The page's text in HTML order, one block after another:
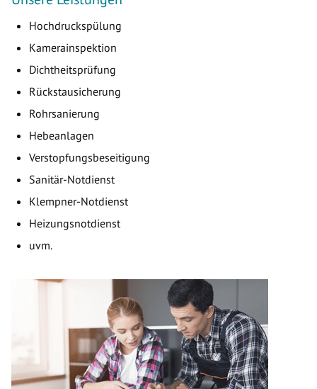
Hochdruckspülung
Kamerainspektion
Dichtheitsprüfung
Rückstausicherung
Rohrsanierung
Hebeanlagen
Verstopfungsbeseitigung
Sanitär-Notdienst
Klempner-Notdienst
Heizungsnotdienst
uvm.